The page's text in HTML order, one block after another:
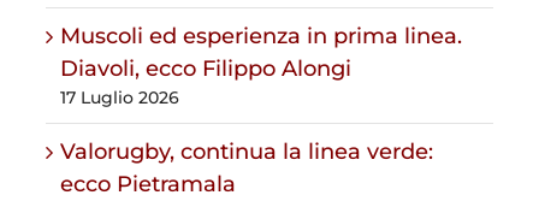
Muscoli ed esperienza in prima linea.
Diavoli, ecco Filippo Alongi
17 Luglio 2026
Valorugby, continua la linea verde:
ecco Pietramala